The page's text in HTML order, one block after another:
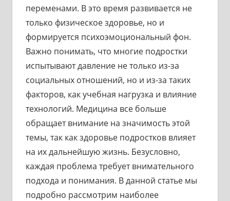
переменами. В это время развивается не
только физическое здоровье, но и
формируется психоэмоциональный фон.
Важно понимать, что многие подростки
испытывают давление не только из-за
социальных отношений, но и из-за таких
факторов, как учебная нагрузка и влияние
технологий. Медицина все больше
обращает внимание на значимость этой
темы, так как здоровье подростков влияет
на их дальнейшую жизнь. Безусловно,
каждая проблема требует внимательного
подхода и понимания. В данной статье мы
подробно рассмотрим наиболее